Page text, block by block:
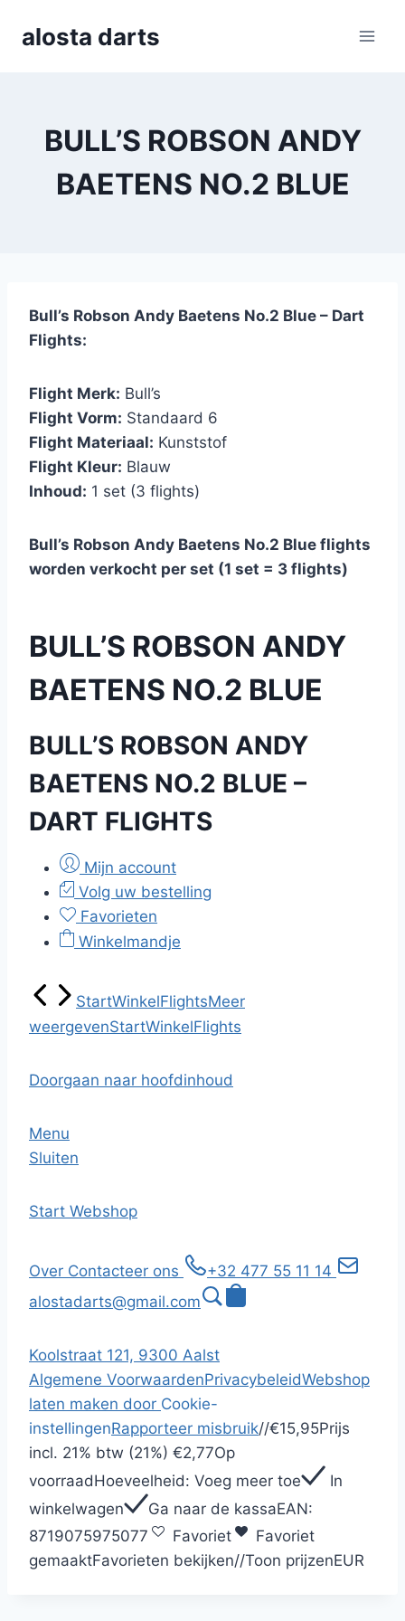
alosta darts
BULL’S ROBSON ANDY
BAETENS NO.2 BLUE
Bull’s Robson Andy Baetens No.2 Blue – Dart
Flights:
Flight Merk: Bull’s
Flight Vorm: Standaard 6
Flight Materiaal: Kunststof
Flight Kleur: Blauw
Inhoud: 1 set (3 flights)
Bull’s Robson Andy Baetens No.2 Blue flights
worden verkocht per set (1 set = 3 flights)
BULL’S ROBSON ANDY
BAETENS NO.2 BLUE
BULL’S ROBSON ANDY
BAETENS NO.2 BLUE –
DART FLIGHTS
Mijn account
Volg uw bestelling
Favorieten
Winkelmandje
StartWinkelFlightsMeer
weergevenStartWinkelFlights
Doorgaan naar hoofdinhoud
Menu
Sluiten
Start Webshop
Over Contacteer ons
+32 477 55 11 14
alostadarts@gmail.com
Koolstraat 121, 9300 Aalst
Algemene VoorwaardenPrivacybeleidWebshop
laten maken door Cookie-
instellingenRapporteer misbruik//€15,95Prijs
incl. 21% btw (21%) €2,77Op
voorraadHoeveelheid: Voeg meer toe
In
winkelwagen
Ga naar de kassaEAN:
8719075975077
Favoriet
Favoriet
gemaaktFavorieten bekijken//Toon prijzenEUR